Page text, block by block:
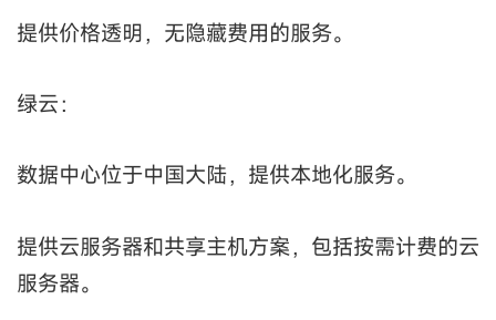
提供价格透明，无隐藏费用的服务。
绿云：
数据中心位于中国大陆，提供本地化服务。
提供云服务器和共享主机方案，包括按需计费的云
服务器。